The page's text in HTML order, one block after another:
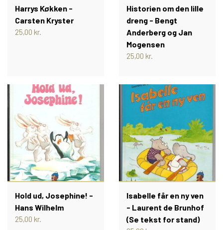
JULENISSE KALENDER
ÅRET RUNDT MED PIXI
HR. STRUGANOFFS MAD ALFABET
RASMUS KLUMPS PIXI®
JULEKALENDER
PIXIBØGER PÅ ANDRE SPROG
NORSKE PIXIBØGER
Harrys Køkken -
Carsten Kryster
25,00 kr.
Historien om den lille
dreng - Bengt
Anderberg og Jan
Mogensen
25,00 kr.
Hold ud, Josephine! -
Hans Wilhelm
25,00 kr.
Isabelle får en ny ven
- Laurent de Brunhof
(Se tekst for stand)